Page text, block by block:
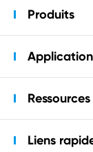
Produits
Ressources
Liens